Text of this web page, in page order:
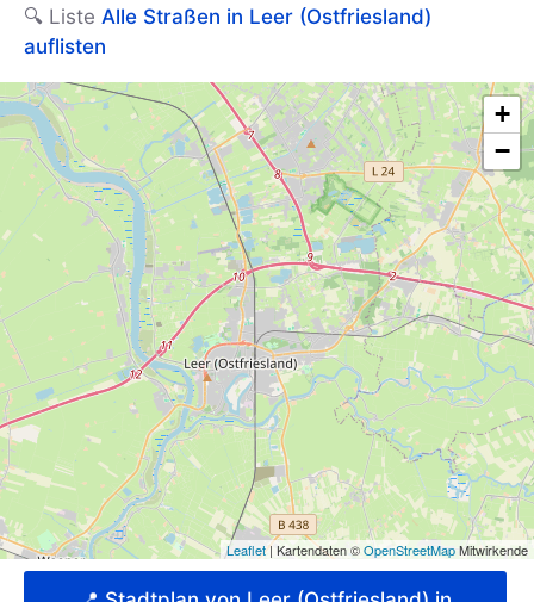
🔍 Liste Alle Straßen in Leer (Ostfriesland)
auflisten